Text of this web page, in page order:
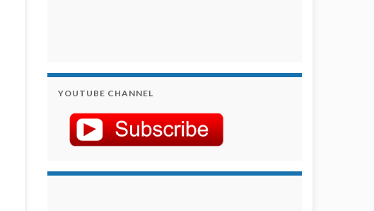
YOUTUBE CHANNEL